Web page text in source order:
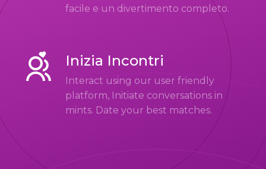
facile e un divertimento completo.
Inizia Incontri
Interact using our user friendly
platform, Initiate conversations in
mints. Date your best matches.